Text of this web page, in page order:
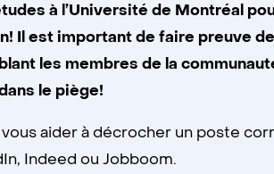
à l’Université de Montréal
Il est important de faire preuve
les membres de la
le piège!
aider à décrocher un poste
Indeed ou Jobboom.